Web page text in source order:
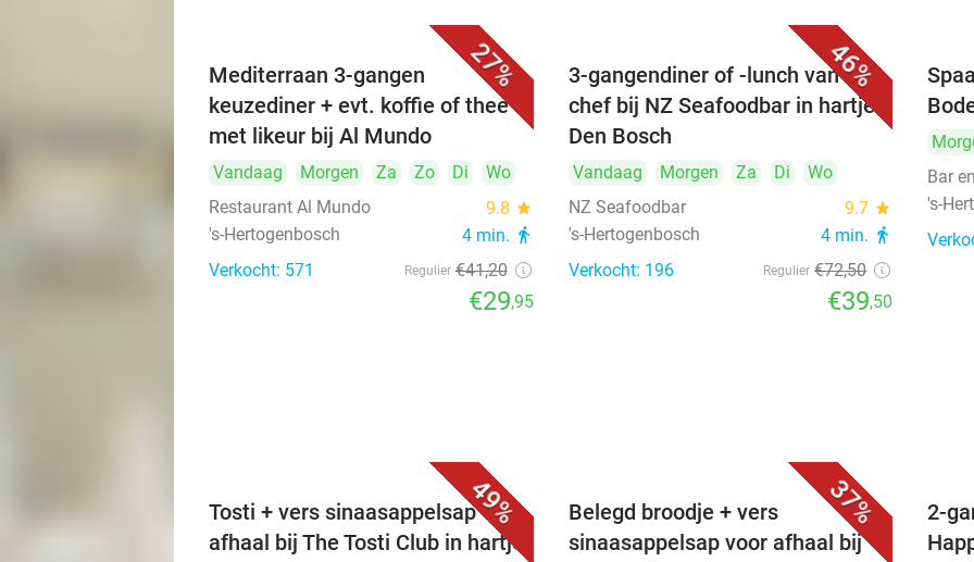
27%
Mediterraan 3-gangen
keuzediner + evt. koffie of thee
met likeur bij Al Mundo
Vandaag Morgen Za Zo Di
Wo
Restaurant Al Mundo
9.8 star
's-Hertogenbosch 4 min. directions_walk
Verkocht: 571 Regulier €41,20
€29,95
46%
3-gangendiner of -lunch van de
chef bij NZ Seafoodbar in hartje
Den Bosch
Vandaag Morgen Za Di
Wo
NZ Seafoodbar
9.7 star
's-Hertogenbosch 4 min. directions_walk
Verkocht: 196 Regulier €72,50
€39,50
Bar
's-
49%
Tosti + vers sinaasappelsap voor
afhaal bij The Tosti Club in hartje
37%
Belegd broodje + vers
sinaasappelsap voor afhaal bij
2-